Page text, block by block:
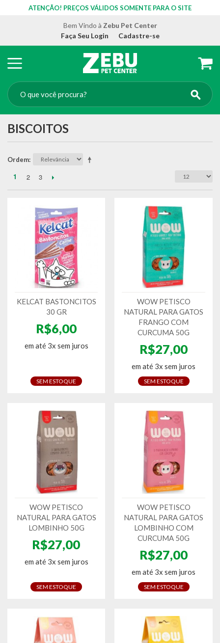
ATENÇÃO! PREÇOS VÁLIDOS SOMENTE PARA O SITE
Bem Vindo à Zebu Pet Center
Faça Seu Login
Cadastre-se
BISCOITOS
Ordem
1 2 3
KELCAT BASTONCITOS
30 GR
R$6,00
em até 3x sem juros
SEM ESTOQUE
WOW PETISCO
NATURAL PARA GATOS
FRANGO COM
CURCUMA 50G
R$27,00
em até 3x sem juros
SEM ESTOQUE
WOW PETISCO
NATURAL PARA GATOS
LOMBINHO 50G
R$27,00
em até 3x sem juros
SEM ESTOQUE
WOW PETISCO
NATURAL PARA GATOS
LOMBINHO COM
CURCUMA 50G
R$27,00
em até 3x sem juros
SEM ESTOQUE